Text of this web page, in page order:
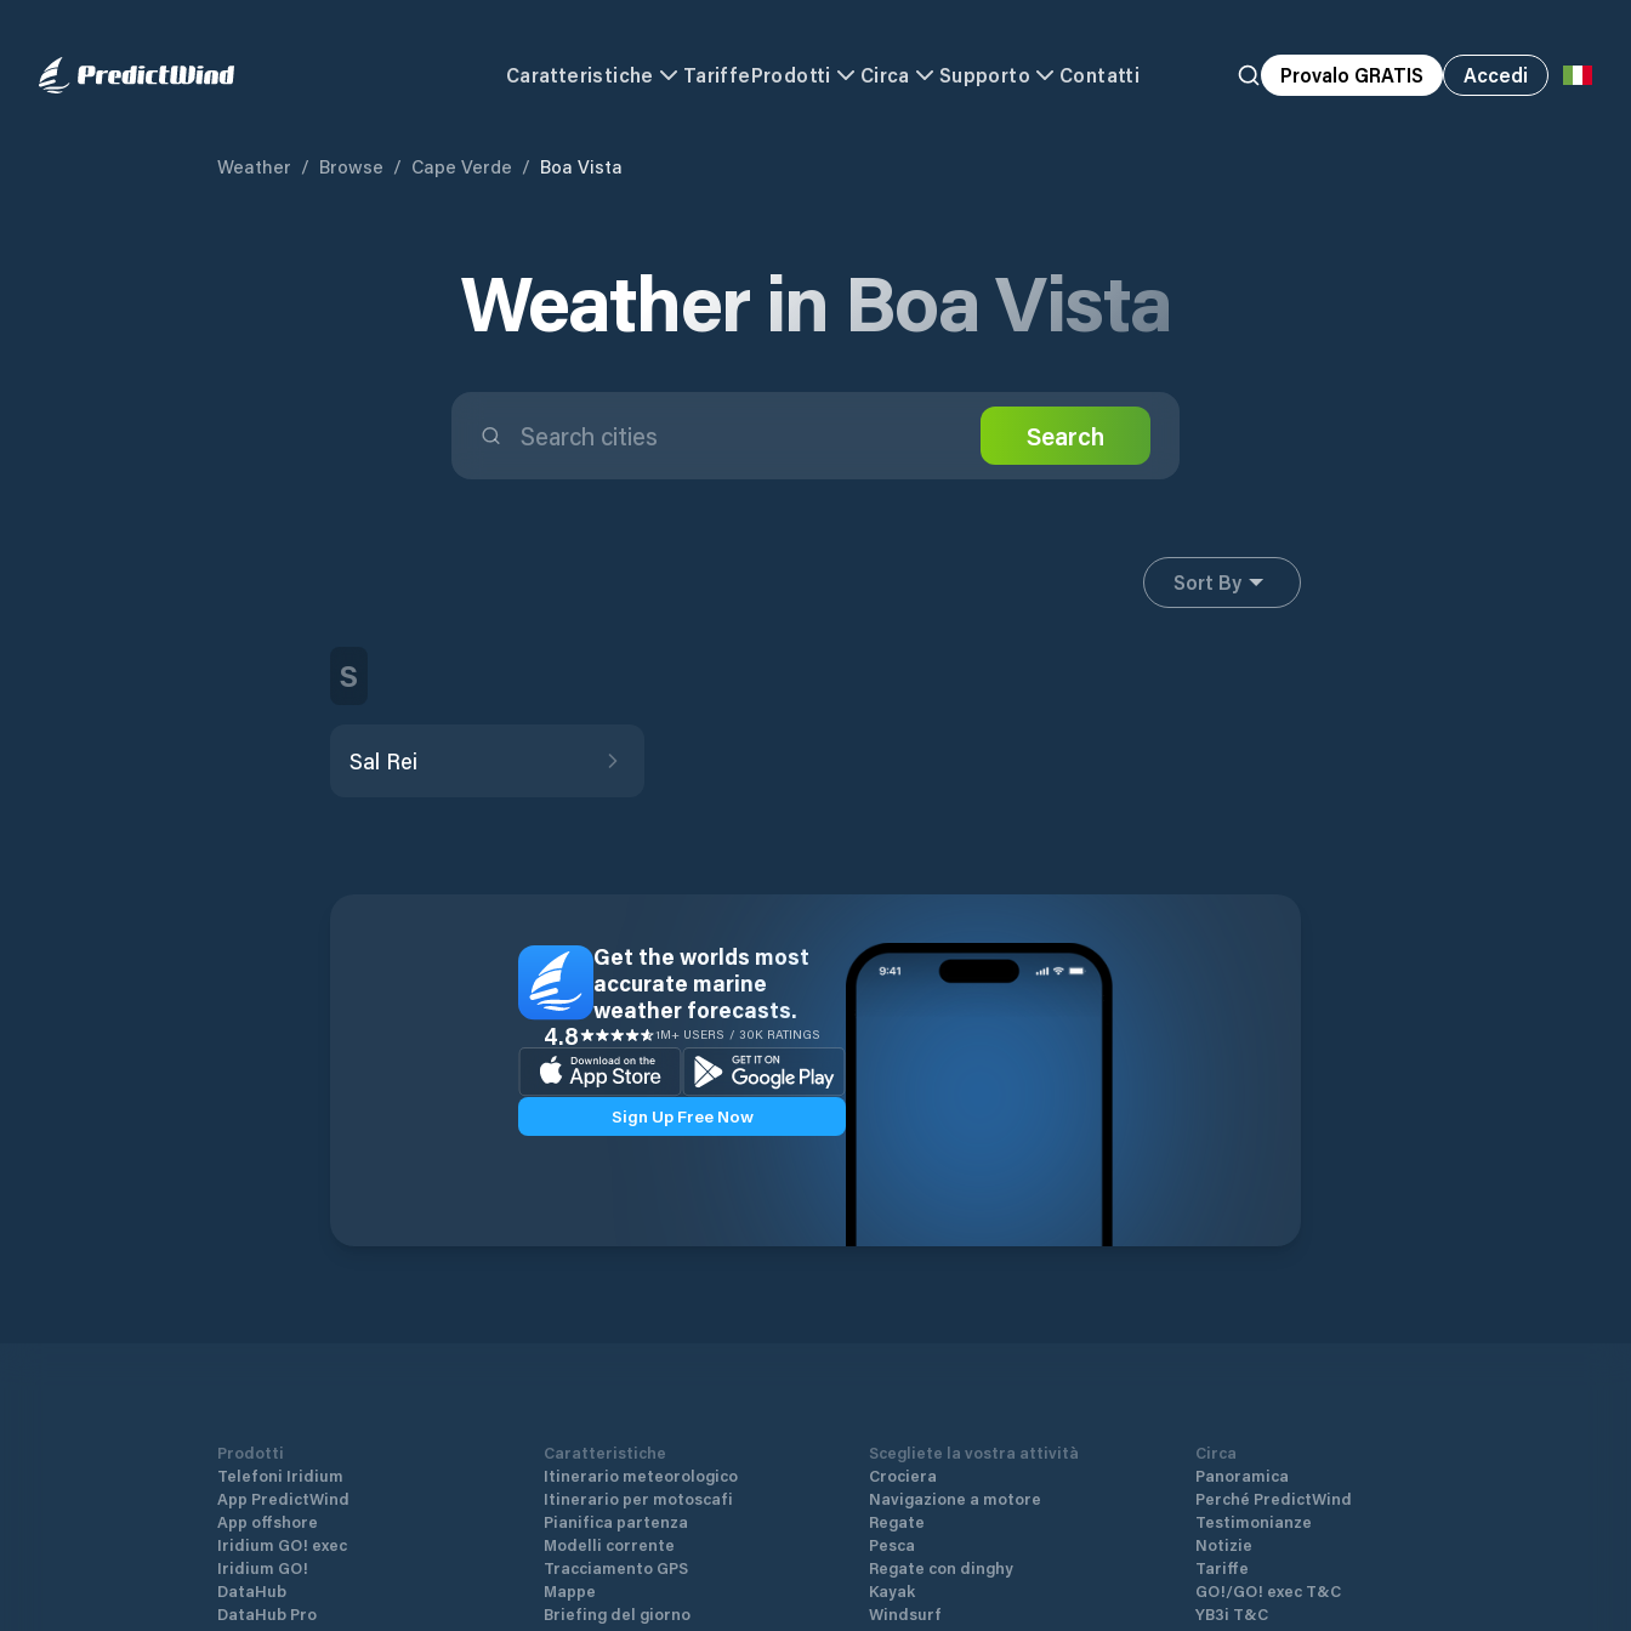
Caratteristiche TariffeProdotti Circa Supporto Contatti Provalo GRATIS Accedi
Weather / Browse / Cape Verde / Boa Vista
Weather in Boa Vista
Search
Sort By
S
Sal Rei
Get the worlds most
accurate marine
weather forecasts.
4.8 1M+ USERS / 30K RATINGS
Sign Up Free Now
Prodotti
Telefoni Iridium
App PredictWind
App offshore
Iridium GO! exec
Iridium GO!
DataHub
DataHub Pro
Caratteristiche
Itinerario meteorologico
Itinerario per motoscafi
Pianifica partenza
Modelli corrente
Tracciamento GPS
Mappe
Briefing del giorno
Scegliete la vostra attività
Crociera
Navigazione a motore
Regate
Pesca
Regate con dinghy
Kayak
Windsurf
Circa
Panoramica
Perché PredictWind
Testimonianze
Notizie
Tariffe
GO!/GO! exec T&C
YB3i T&C